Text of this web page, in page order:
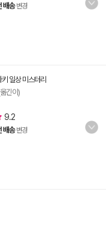
배송 변경
일상 미스터리
긴이)
9.2
배송 변경